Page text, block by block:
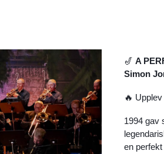
🎷 A
Simon
🔥
1994 gav
en